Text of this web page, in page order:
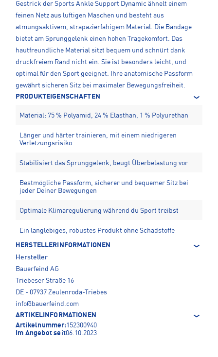
Gestrick der Sports Ankle Support Dynamic ähnelt einem
feinen Netz aus luftigen Maschen und besteht aus
atmungsaktivem, strapazierfähigem Material. Die Bandage
bietet am Sprunggelenk einen hohen Tragekomfort. Das
hautfreundliche Material sitzt bequem und schnürt dank
druckfreiem Rand nicht ein. Sie ist besonders leicht, und
optimal für den Sport geeignet. Ihre anatomische Passform
gewährt sicheren Sitz bei maximaler Bewegungsfreiheit.
PRODUKTEIGENSCHAFTEN
Material: 75 % Polyamid, 24 % Elasthan, 1 % Polyurethan
Länger und härter trainieren, mit einem niedrigeren
Verletzungsrisiko
Stabilisiert das Sprunggelenk, beugt Überbelastung vor
Bestmögliche Passform, sicherer und bequemer Sitz bei
jeder Deiner Bewegungen
Optimale Klimaregulierung während du Sport treibst
Ein langlebiges, robustes Produkt ohne Schadstoffe
HERSTELLERINFORMATIONEN
Hersteller
Bauerfeind AG
Triebeser Straße 16
DE - 07937 Zeulenroda-Triebes
info@bauerfeind.com
ARTIKELINFORMATIONEN
Artikelnummer:152300940
Im Angebot seit06.10.2023